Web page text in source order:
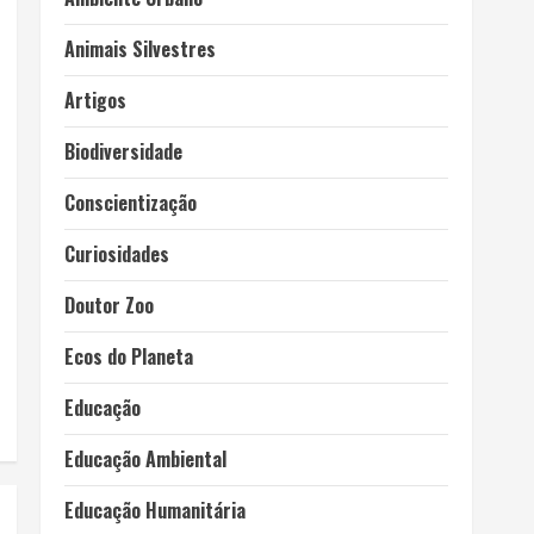
Animais Silvestres
Artigos
Biodiversidade
Conscientização
Curiosidades
Doutor Zoo
Ecos do Planeta
Educação
Educação Ambiental
Educação Humanitária